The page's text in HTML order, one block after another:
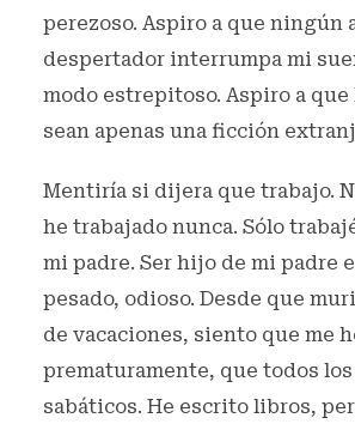
perezoso. Aspiro a que ningún
despertador interrumpa mi
modo estrepitoso. Aspiro a que
sean apenas una ficción
Mentiría si dijera que trabajo.
he trabajado nunca. Sólo
mi padre. Ser hijo de mi padre
pesado, odioso. Desde que
de vacaciones, siento que me
prematuramente, que todos los
sabáticos. He escrito libros,